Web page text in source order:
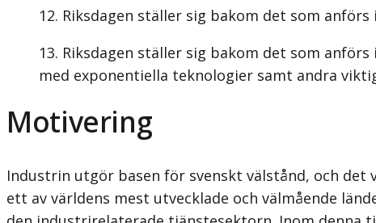
Riksdagen ställer sig bakom det som
Riksdagen ställer sig bakom det som
med exponentiella teknologier samt andra
Motivering
Industrin utgör basen för svenskt välstånd, och
ett av världens mest utvecklade och välmående